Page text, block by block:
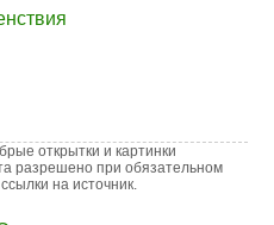
открытки и картинки
разрешено при обязательном
на источник.